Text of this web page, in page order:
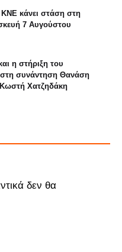
κάνει στάση στη
7 Αυγούστου
η στήριξη του
συνάντηση Θανάση
Χατζηδάκη
δεν θα